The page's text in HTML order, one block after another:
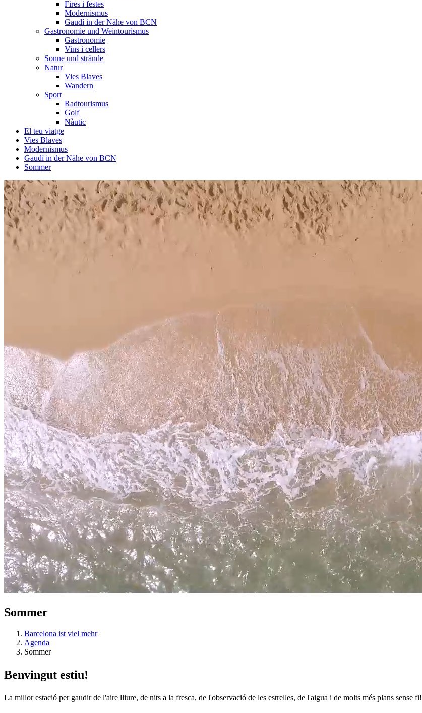
Fires i festes
Modernismus
Gaudí in der Nähe von BCN
Gastronomie und Weintourismus
Gastronomie
Vins i cellers
Sonne und strände
Natur
Vies Blaves
Wandern
Sport
Radtourismus
Golf
Nàutic
El teu viatge
Vies Blaves
Modernismus
Gaudí in der Nähe von BCN
Sommer
Sommer
Barcelona ist viel mehr
Agenda
Sommer
Benvingut estiu!
La millor estació per gaudir de l'aire lliure, de nits a la fresca, de l'observació de les estrelles, de l'aigua i de molts més plans sense fi!